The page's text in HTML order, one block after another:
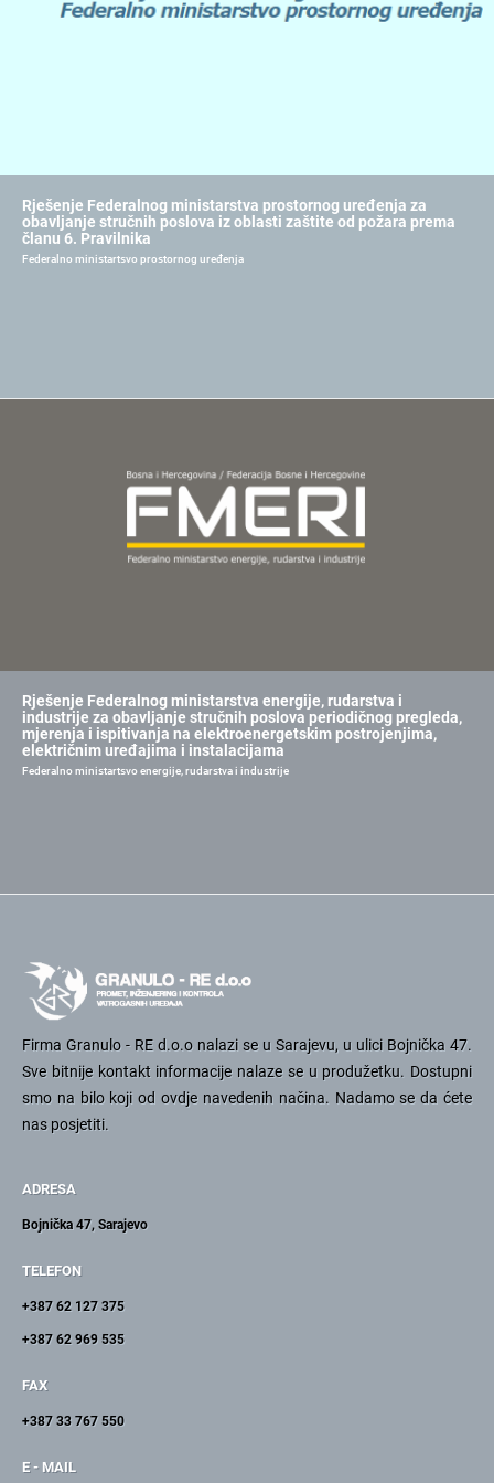
Rješenje Federalnog ministarstva prostornog uređenja za
obavljanje stručnih poslova iz oblasti zaštite od požara prema
članu 6. Pravilnika
Federalno ministartsvo prostornog uređenja
Rješenje Federalnog ministarstva energije, rudarstva i
industrije za obavljanje stručnih poslova periodičnog pregleda,
mjerenja i ispitivanja na elektroenergetskim postrojenjima,
električnim uređajima i instalacijama
Federalno ministartsvo energije, rudarstva i industrije
Firma Granulo - RE d.o.o nalazi se u Sarajevu, u ulici Bojnička 47.
Sve bitnije kontakt informacije nalaze se u produžetku. Dostupni
smo na bilo koji od ovdje navedenih načina. Nadamo se da ćete
nas posjetiti.
ADRESA
Bojnička 47, Sarajevo
TELEFON
+387 62 127 375
+387 62 969 535
FAX
+387 33 767 550
E - MAIL